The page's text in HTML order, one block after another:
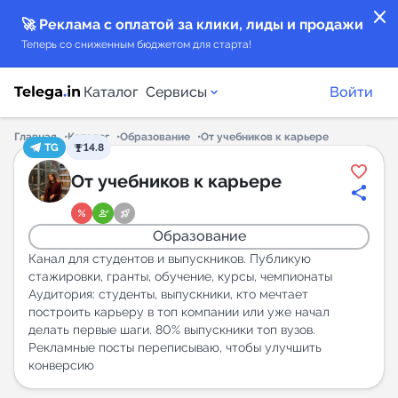
close
🚀 Реклама с оплатой за клики, лиды и продажи
Теперь со сниженным бюджетом для старта!
Каталог Сервисы
Каталог каналов
Каталог ботов
Горящие предложения
Индекс читаемости каналов в Telegram
New
Аналитика MAX каналов
New
Войти
Главная Каталог Образование
От учебников к карьере
TG
14.8
От учебников к карьере
Образование
Канал для студентов и выпускников. Публикую
стажировки, гранты, обучение, курсы, чемпионаты
Аудитория: студенты, выпускники, кто мечтает
построить карьеру в топ компании или уже начал
делать первые шаги. 80% выпускники топ вузов.
Рекламные посты переписываю, чтобы улучшить
конверсию